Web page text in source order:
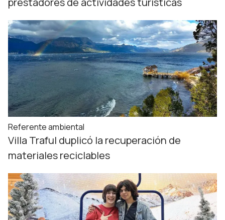
Referente ambiental
Villa Traful duplicó la recuperación de
materiales reciclables